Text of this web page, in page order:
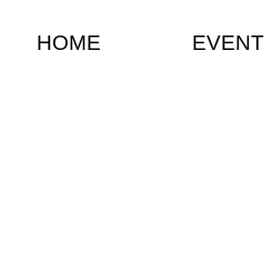
HOME EVENT